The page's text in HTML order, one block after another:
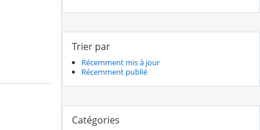
Trier par
Récemment mis à jour
Récemment publié
Catégories